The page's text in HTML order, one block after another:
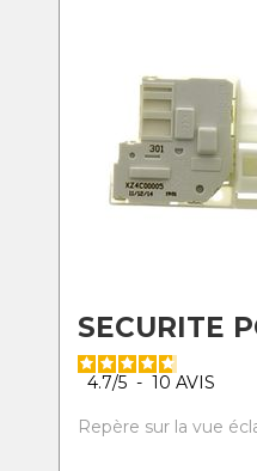
SECURITE
4.7/5 - 10 AVIS
Repère sur la vue